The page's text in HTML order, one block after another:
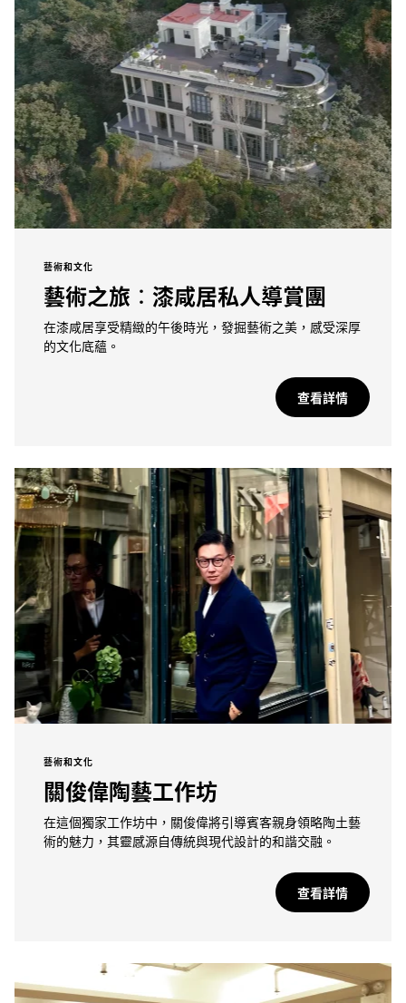
藝術和文化
藝術之旅：漆咸居私人導賞團
在漆咸居享受精緻的午後時光，發掘藝術之美，感受深厚
的文化底蘊。
查看詳情
藝術和文化
關俊偉陶藝工作坊
在這個獨家工作坊中，關俊偉將引導賓客親身領略陶土藝
術的魅力，其靈感源自傳統與現代設計的和諧交融。
查看詳情